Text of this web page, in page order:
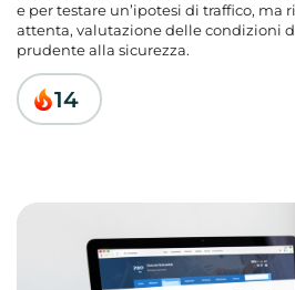
supposizioni inutili
Domande frequenti
e per testare un’ipotesi di traffico, ma
attenta, valutazione delle condizioni
prudente alla sicurezza.
14